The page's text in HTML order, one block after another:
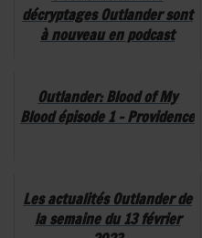
décryptages Outlander sont
à nouveau en podcast
Outlander: Blood of My
Blood épisode 1 – Providence
Les actualités Outlander de
la semaine du 13 février